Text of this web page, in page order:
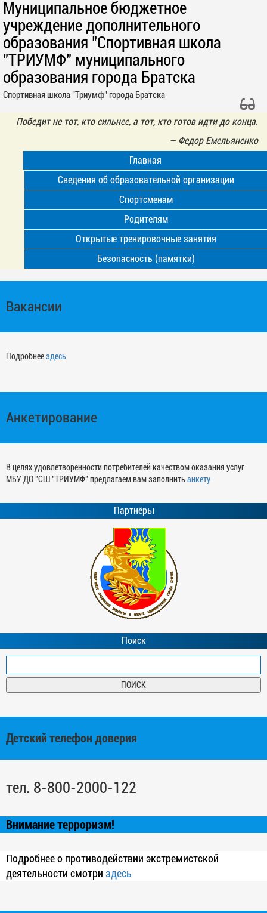
Муниципальное бюджетное
учреждение дополнительного
образования "Спортивная школа
"ТРИУМФ" муниципального
образования города Братска
Спортивная школа "Триумф" города Братска
Победит не тот, кто сильнее, а тот, кто готов идти до конца.
— Федор Емельяненко
Главная
Сведения об образовательной организации
Спортсменам
Родителям
Открытые тренировочные занятия
Безопасность (памятки)
Вакансии
Подробнеездесь
Анкетирование
В целях удовлетворенности потребителей качеством оказания услуг
МБУ ДО "СШ "ТРИУМФ" предлагаем вам заполнитьанкету
Партнёры
Поиск
Детский телефон доверия
тел. 8-800-2000-122
Внимание терроризм!
Подробнее о противодействии экстремистской
деятельности смотри здесь